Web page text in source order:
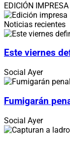
EDICIÓN IMPRESA
Noticias recientes
Este viernes
Social Ayer
Fumigarán
Social Ayer